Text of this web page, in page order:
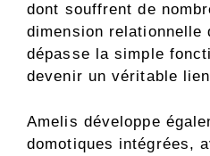
dont souffrent de
dimension relationnelle
dépasse la simple
devenir un véritable
Amelis développe
domotiques intégrées,